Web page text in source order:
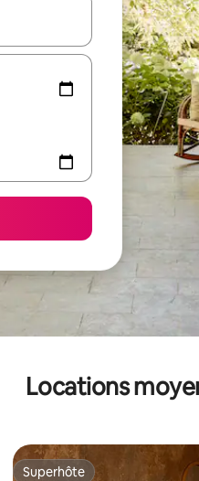
les flèches vers le haut et
Locations
Superhôte